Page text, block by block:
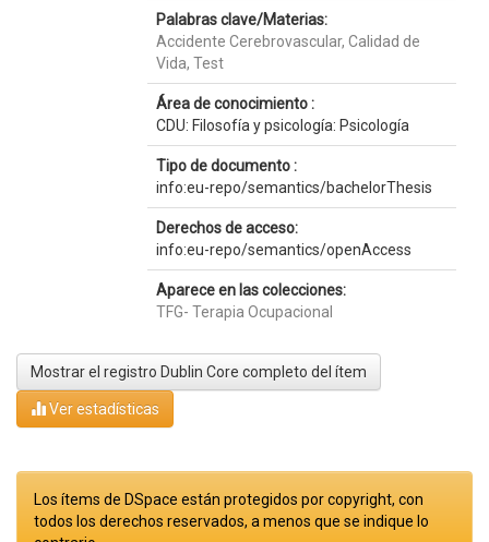
Palabras clave/Materias:
Accidente Cerebrovascular, Calidad de
Vida, Test
Área de conocimiento :
CDU: Filosofía y psicología: Psicología
Tipo de documento :
info:eu-repo/semantics/bachelorThesis
Derechos de acceso:
info:eu-repo/semantics/openAccess
Aparece en las colecciones:
TFG- Terapia Ocupacional
Mostrar el registro Dublin Core completo del ítem
Ver estadísticas
Los ítems de DSpace están protegidos por copyright, con
todos los derechos reservados, a menos que se indique lo